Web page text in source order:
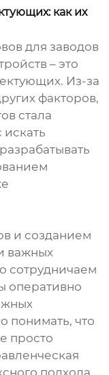
как их
длязаводов
– это
Из-за
факторов,
стала
искать
и созданием
важных
сотрудничаем
оперативно
понимать, что
просто